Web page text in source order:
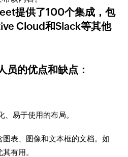
提供了100个集成，包
Cloud和Slack等其他
的优点和缺点：
易于使用的布局。
表、图像和文本框的文档。如
有用。